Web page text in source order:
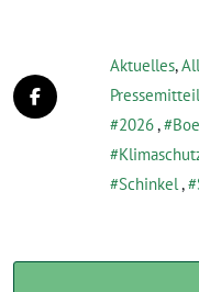
Aktuelles,
2026,
Schinkel ,